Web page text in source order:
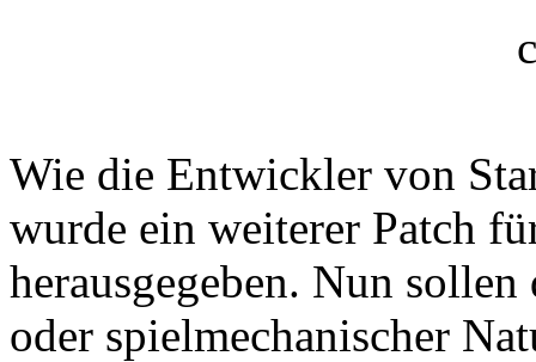
Wie die Entwickler von
wurde ein weiterer Patch
herausgegeben. Nun
oder spielmechanischer